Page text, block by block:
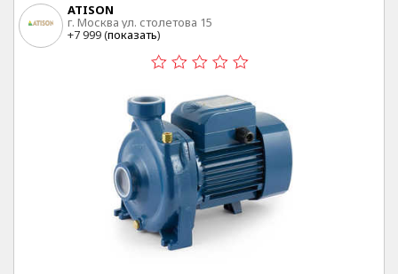
ATISON
г. Москва ул. столетова 15
+7 999 (показать)